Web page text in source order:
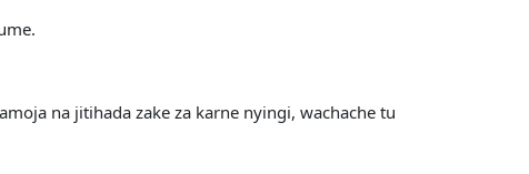
na jitihada zake za karne nyingi, wachache tu